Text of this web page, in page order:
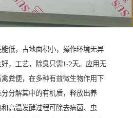
低，占地面积小，操作环境无异
，工艺，除臭只需1-2天。应用无
粪便，在多种有益微生物作用下
分解其中的有机质，释放出养
高温发酵过程可除去病菌、虫